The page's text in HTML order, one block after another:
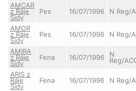
AMCAR
z Ráje
Sidy
Pes 16/07/1996 N Reg/
AMOR
z Ráje
Sidy
Pes 16/07/1996 N Reg/
AMIRA
z Ráje
Sidy
Fena 16/07/1996 N
Reg/
ARIS z
Ráje
Sidy
Fena 16/07/1996 N Reg/